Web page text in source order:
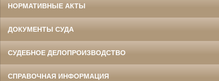
НОРМАТИВНЫЕ АКТЫ
ДОКУМЕНТЫ СУДА
СУДЕБНОЕ ДЕЛОПРОИЗВОДСТВО
СПРАВОЧНАЯ ИНФОРМАЦИЯ